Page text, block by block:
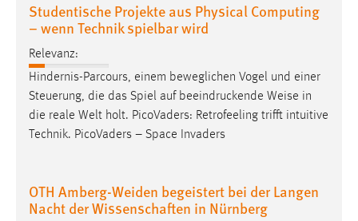
Studentische Projekte aus Physical Computing
– wenn Technik spielbar wird
Relevanz:
Hindernis-Parcours, einem beweglichen Vogel und einer
Steuerung, die das Spiel auf beeindruckende Weise in
die reale Welt holt. PicoVaders: Retrofeeling trifft intuitive
Technik. PicoVaders – Space Invaders
OTH Amberg-Weiden begeistert bei der Langen
Nacht der Wissenschaften in Nürnberg
EXTERNE MEDIEN
Um Inhalte von Videoplattformen und Social Media
Plattformen anzeigen zu können, werden von diesen
externen Medien Cookies gesetzt.
Vimeo